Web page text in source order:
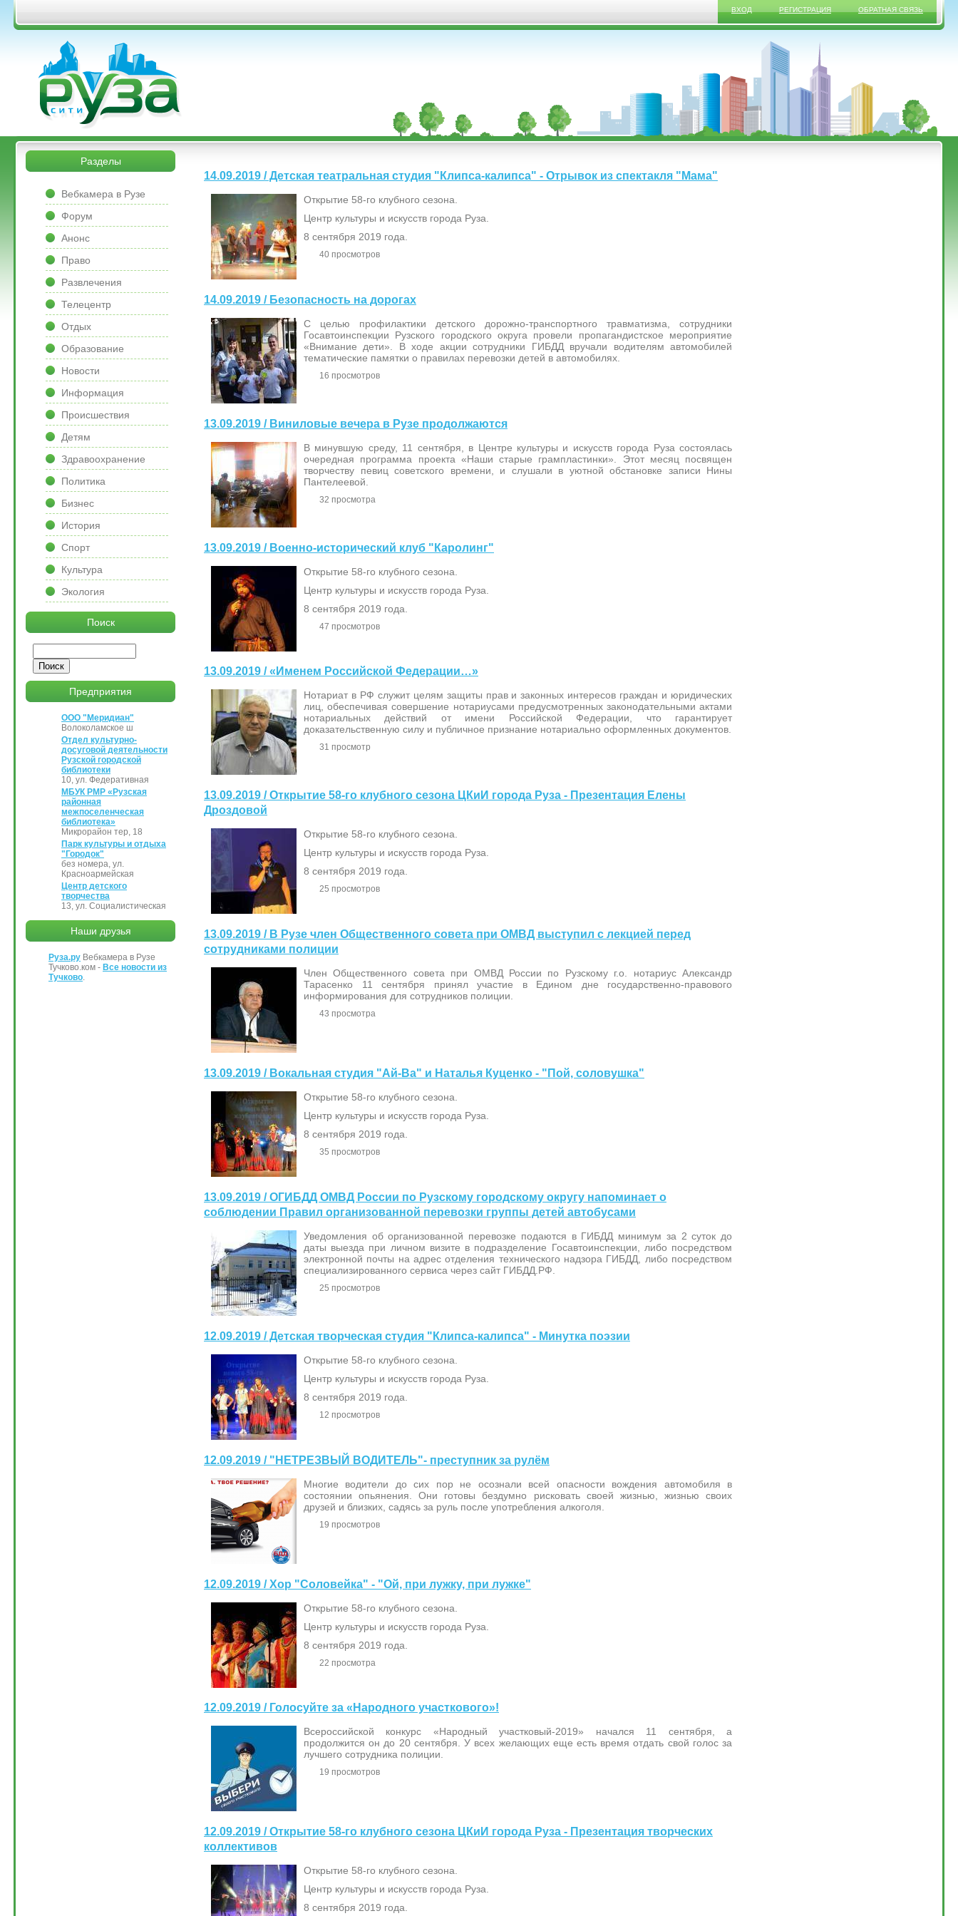
Перейти к основному содержанию ВХОД РЕГИСТРАЦИЯ ОБРАТНАЯ СВЯЗЬ
&bsps;
&bsps;
14.09.2019 / Детская театральная студия "Клипса-калипса" - Отрывок из спектакля "Мама"
Открытие 58-го клубного сезона.
Центр культуры и искусств города Руза.
8 сентября 2019 года.
40 просмотров
14.09.2019 / Безопасность на дорогах
С целью профилактики детского дорожно-транспортного травматизма, сотрудники
Госавтоинспекции Рузского городского округа провели пропагандистское мероприятие
«Внимание дети». В ходе акции сотрудники ГИБДД вручали водителям автомобилей
тематические памятки о правилах перевозки детей в автомобилях.
16 просмотров
13.09.2019 / Виниловые вечера в Рузе продолжаются
В минувшую среду, 11 сентября, в Центре культуры и искусств города Руза состоялась
очередная программа проекта «Наши старые грампластинки». Этот месяц посвящен
творчеству певиц советского времени, и слушали в уютной обстановке записи Нины
Пантелеевой.
32 просмотра
13.09.2019 / Военно-исторический клуб "Каролинг"
Открытие 58-го клубного сезона.
Центр культуры и искусств города Руза.
8 сентября 2019 года.
47 просмотров
13.09.2019 / «Именем Российской Федерации…»
Нотариат в РФ служит целям защиты прав и законных интересов граждан и юридических
лиц, обеспечивая совершение нотариусами предусмотренных законодательными актами
нотариальных действий от имени Российской Федерации, что гарантирует
доказательственную силу и публичное признание нотариально оформленных документов.
31 просмотр
13.09.2019 / Открытие 58-го клубного сезона ЦКиИ города Руза - Презентация Елены
Дроздовой
Открытие 58-го клубного сезона.
Центр культуры и искусств города Руза.
8 сентября 2019 года.
25 просмотров
13.09.2019 / В Рузе член Общественного совета при ОМВД выступил с лекцией перед
сотрудниками полиции
Член Общественного совета при ОМВД России по Рузскому г.о. нотариус Александр
Тарасенко 11 сентября принял участие в Едином дне государственно-правового
информирования для сотрудников полиции.
43 просмотра
13.09.2019 / Вокальная студия "Ай-Ва" и Наталья Куценко - "Пой, соловушка"
Открытие 58-го клубного сезона.
Центр культуры и искусств города Руза.
8 сентября 2019 года.
35 просмотров
13.09.2019 / ОГИБДД ОМВД России по Рузскому городскому округу напоминает о
соблюдении Правил организованной перевозки группы детей автобусами
Уведомления об организованной перевозке подаются в ГИБДД минимум за 2 суток до
даты выезда при личном визите в подразделение Госавтоинспекции, либо посредством
электронной почты на адрес отделения технического надзора ГИБДД, либо посредством
специализированного сервиса через сайт ГИБДД.РФ.
25 просмотров
12.09.2019 / Детская творческая студия "Клипса-калипса" - Минутка поэзии
Открытие 58-го клубного сезона.
Центр культуры и искусств города Руза.
8 сентября 2019 года.
12 просмотров
12.09.2019 / "НЕТРЕЗВЫЙ ВОДИТЕЛЬ"- преступник за рулём
Многие водители до сих пор не осознали всей опасности вождения автомобиля в
состоянии опьянения. Они готовы бездумно рисковать своей жизнью, жизнью своих
друзей и близких, садясь за руль после употребления алкоголя.
19 просмотров
12.09.2019 / Хор "Соловейка" - "Ой, при лужку, при лужке"
Открытие 58-го клубного сезона.
Центр культуры и искусств города Руза.
8 сентября 2019 года.
22 просмотра
12.09.2019 / Голосуйте за «Народного участкового»!
Всероссийской конкурс «Народный участковый-2019» начался 11 сентября, а
продолжится он до 20 сентября. У всех желающих еще есть время отдать свой голос за
лучшего сотрудника полиции.
19 просмотров
12.09.2019 / Открытие 58-го клубного сезона ЦКиИ города Руза - Презентация творческих
коллективов
Открытие 58-го клубного сезона.
Центр культуры и искусств города Руза.
8 сентября 2019 года.
Разделы
Вебкамера в Рузе
Форум
Анонс
Право
Развлечения
Телецентр
Отдых
Образование
Новости
Информация
Происшествия
Детям
Здравоохранение
Политика
Бизнес
История
Спорт
Культура
Экология
Поиск
Предприятия
ООО "Меридиан"
Волоколамское ш
Отдел культурно-
досуговой деятельности
Рузской городской
библиотеки
10, ул. Федеративная
МБУК РМР «Рузская
районная
межпоселенческая
библиотека»
Микрорайон тер, 18
Парк культуры и отдыха
"Городок"
без номера, ул.
Красноармейская
Центр детского
творчества
13, ул. Социалистическая
Наши друзья
Руза.ру Вебкамера в Рузе
Тучково.ком - Все новости из
Тучково.